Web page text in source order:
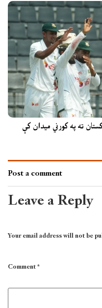
ته په کورني میدان کې
Post a comment
Leave a Reply
Your email address will not be
Comment*